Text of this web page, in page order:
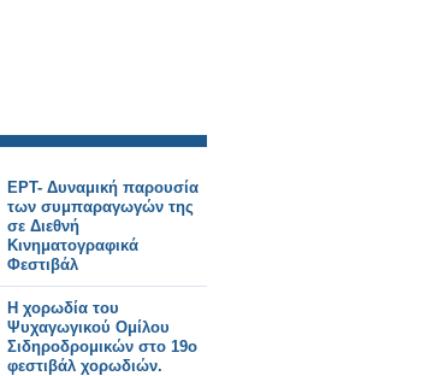
ΕΡΤ- Δυναμική παρουσία
των συμπαραγωγών της
σε Διεθνή
Κινηματογραφικά
Φεστιβάλ
Η χορωδία του
Ψυχαγωγικού Ομίλου
Σιδηροδρομικών στο 19ο
φεστιβάλ χορωδιών.